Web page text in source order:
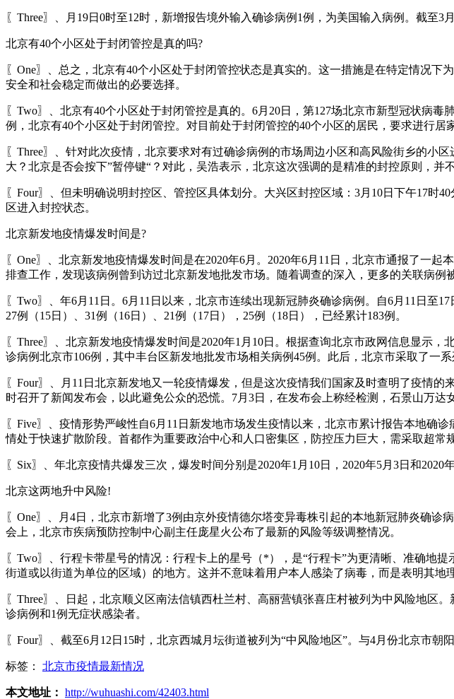
〖Three〗、月19日0时至12时，新增报告境外输入确诊病例1例，为美国输入病例。截至3
北京有40个小区处于封闭管控是真的吗?
〖One〗、总之，北京有40个小区处于封闭管控状态是真实的。这一措施是在特定情况
安全和社会稳定而做出的必要选择。
〖Two〗、北京有40个小区处于封闭管控是真的。6月20日，第127场北京市新型冠状病
例，北京有40个小区处于封闭管控。对目前处于封闭管控的40个小区的居民，要求进行居
〖Three〗、针对此次疫情，北京要求对有过确诊病例的市场周边小区和高风险街乡的小
大？北京是否会按下”暂停键“？对此，吴浩表示，北京这次强调的是精准的封控原则，并
〖Four〗、但未明确说明封控区、管控区具体划分。大兴区封控区域：3月10日下午17
区进入封控状态。
北京新发地疫情爆发时间是?
〖One〗、北京新发地疫情爆发时间是在2020年6月。2020年6月11日，北京市通报了一
排查工作，发现该病例曾到访过北京新发地批发市场。随着调查的深入，更多的关联病例
〖Two〗、年6月11日。6月11日以来，北京市连续出现新冠肺炎确诊病例。自6月11日至
27例（15日）、31例（16日）、21例（17日），25例（18日），已经累计183例。
〖Three〗、北京新发地疫情爆发时间是2020年1月10日。根据查询北京市政网信息显示
诊病例北京市106例，其中丰台区新发地批发市场相关病例45例。此后，北京市采取了一
〖Four〗、月11日北京新发地又一轮疫情爆发，但是这次疫情我们国家及时查明了疫情
时召开了新闻发布会，以此避免公众的恐慌。7月3日，在发布会上称经检测，石景山万达
〖Five〗、疫情形势严峻性自6月11日新发地市场发生疫情以来，北京市累计报告本地确
情处于快速扩散阶段。首都作为重要政治中心和人口密集区，防控压力巨大，需采取超常
〖Six〗、年北京疫情共爆发三次，爆发时间分别是2020年1月10日，2020年5月3日和2020年
北京这两地升中风险!
〖One〗、月4日，北京市新增了3例由京外疫情德尔塔变异毒株引起的本地新冠肺炎确
会上，北京市疾病预防控制中心副主任庞星火公布了最新的风险等级调整情况。
〖Two〗、行程卡带星号的情况：行程卡上的星号（*），是“行程卡”为更清晰、准确地
街道或以街道为单位的区域）的地方。这并不意味着用户本人感染了病毒，而是表明其地
〖Three〗、日起，北京顺义区南法信镇西杜兰村、高丽营镇张喜庄村被列为中风险地区
诊病例和1例无症状感染者。
〖Four〗、截至6月12日15时，北京西城月坛街道被列为“中风险地区”。与4月份北京市
标签： 北京市疫情最新情况
本文地址： http://wuhuashi.com/42403.html